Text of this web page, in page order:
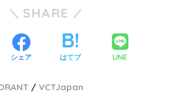
SHARE
シェア はてブ LINE
VCTJapan